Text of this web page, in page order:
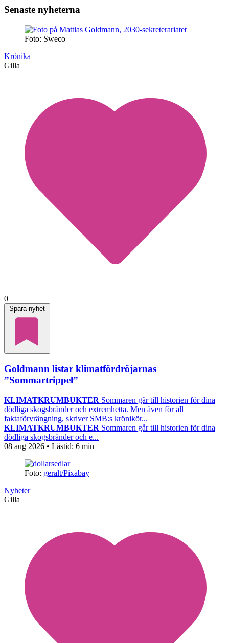
Senaste nyheterna
Foto: Sweco
Krönika
Gilla
0
Spara nyhet
Goldmann listar klimatfördröjarnas
”Sommartrippel”
KLIMATKRUMBUKTER Sommaren går till historien för dina
dödliga skogsbränder och extremhetta. Men även för all
faktaförvrängning, skriver SMB:s krönikör...
KLIMATKRUMBUKTER Sommaren går till historien för dina
dödliga skogsbränder och e...
08 aug 2026 • Lästid: 6 min
Foto: geralt/Pixabay
Nyheter
Gilla